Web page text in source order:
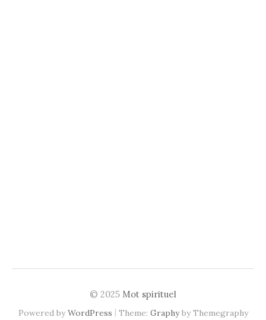
© 2025 Mot spirituel
Powered byWordPress | Theme: Graphyby Themegraphy